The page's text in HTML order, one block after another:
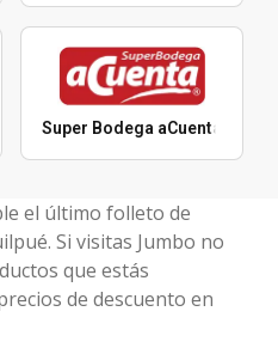
Super Bodega aCuenta
el último folleto de
Si visitas Jumbo no
que estás
de descuento en